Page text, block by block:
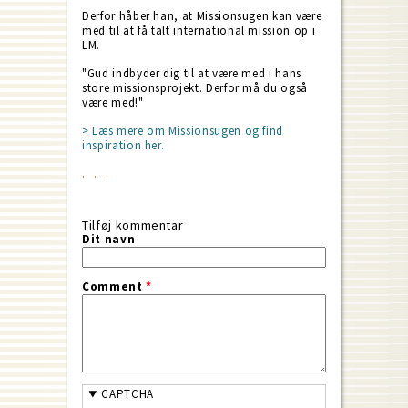
Derfor håber han, at Missionsugen kan være
med til at få talt international mission op i
LM.
"Gud indbyder dig til at være med i hans
store missionsprojekt. Derfor må du også
være med!"
> Læs mere om Missionsugen og find
inspiration her.
Tilføj kommentar
Dit navn
Comment*
CAPTCHA